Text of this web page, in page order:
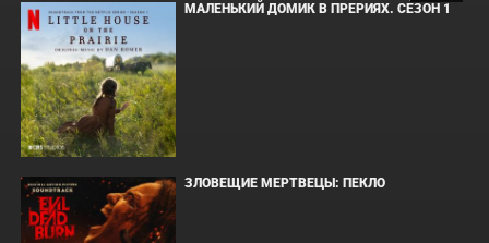
МАЛЕНЬКИЙ ДОМИК В ПРЕРИЯХ. СЕЗОН 1
ЗЛОВЕЩИЕ МЕРТВЕЦЫ: ПЕКЛО